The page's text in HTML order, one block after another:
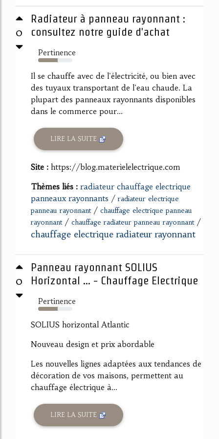
0
Radiateur à panneau rayonnant :
consultez notre guide d'achat
Pertinence
57%
Il se chauffe avec de l'électricité, ou bien avec
des tuyaux transportant de l'eau chaude. La
plupart des panneaux rayonnants disponibles
dans le commerce pour...
LIRE LA SUITE
Site : https://blog.materielelectrique.com
Thèmes liés : radiateur chauffage electrique
panneaux rayonnants / radiateur electrique
panneau rayonnant/ chauffage electrique panneau
rayonnant/ chauffage radiateur panneau rayonnant/
chauffage electrique radiateur rayonnant
0
Panneau rayonnant SOLIUS
Horizontal ... - Chauffage Electrique
Pertinence
57%
SOLIUS horizontal Atlantic
Nouveau design et prix abordable
Les nouvelles lignes adaptées aux tendances de
décoration de vos maisons, permettent au
chauffage électrique à...
LIRE LA SUITE